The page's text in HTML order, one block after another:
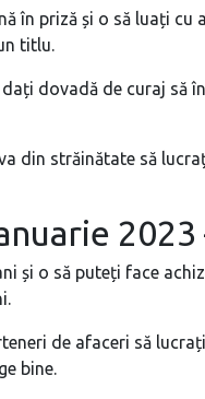
în priză și o să luați cu
titlu.
dovadă de curaj să
din străinătate să
2023
și o să puteți face
de afaceri să
bine.